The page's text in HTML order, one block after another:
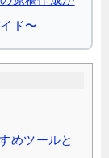
ド〜
めツールと